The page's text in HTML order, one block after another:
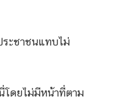
ระชาชนแทบไม่
โดยไม่มีหน้าที่ตาม